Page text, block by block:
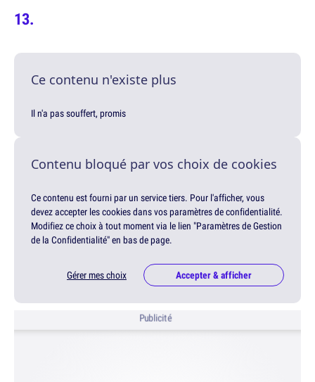
Ce contenu n'existe plus
Il n'a pas souffert, promis
Contenu bloqué par vos choix de cookies
Ce contenu est fourni par un service tiers. Pour l'afficher, vous
devez accepter les cookies dans vos paramètres de confidentialité.
Modifiez ce choix à tout moment via le lien "Paramètres de Gestion
de la Confidentialité" en bas de page.
Gérer mes choix Accepter & afficher
Publicité